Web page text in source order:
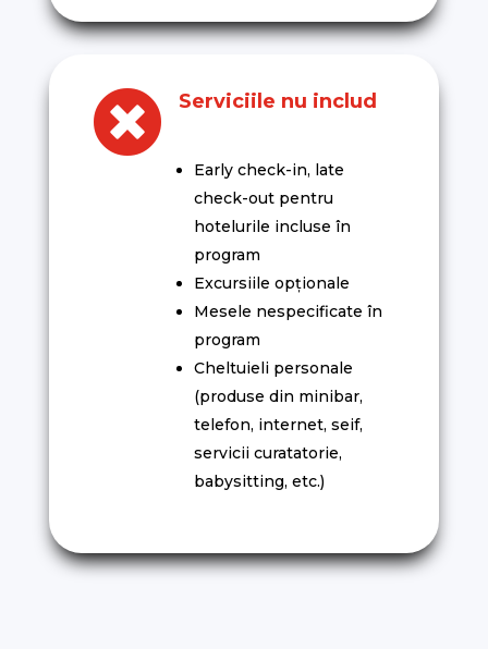
 Serviciile nu includ
Early check-in, late
check-out pentru
hotelurile incluse în
program
Excursiile opționale
Mesele nespecificate în
program
Cheltuieli personale
(produse din minibar,
telefon, internet, seif,
servicii curatatorie,
babysitting, etc.)